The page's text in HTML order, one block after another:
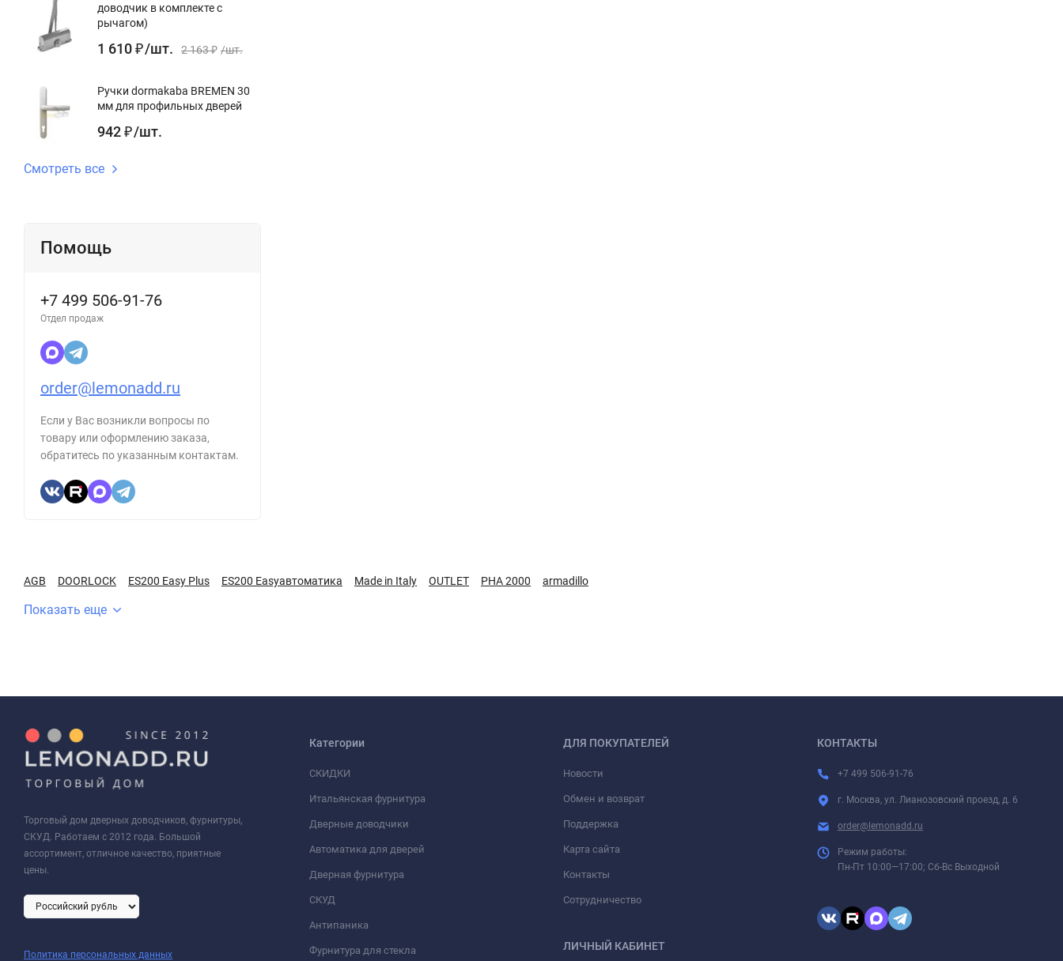
доводчик в комплекте с
рычагом)
1 610 ₽ /шт. 2 163 ₽ /шт.
Ручки dormakaba BREMEN 30
мм для профильных дверей
942 ₽ /шт.
Смотреть все
Помощь
+7 499 506-91-76
Отдел продаж
order@lemonadd.ru
Если у Вас возникли вопросы по
товару или оформлению заказа,
обратитесь по указанным контактам.
AGB DOORLOCK ES200 Easy Plus ES200 Easyавтоматика Made in Italy OUTLET PHA 2000 armadillo
Показать еще
Торговый дом дверных доводчиков, фурнитуры,
СКУД. Работаем с 2012 года. Большой
ассортимент, отличное качество, приятные
цены.
Политика персональных данных
Категории
СКИДКИ
Итальянская фурнитура
Дверные доводчики
Автоматика для дверей
Дверная фурнитура
СКУД
Антипаника
Фурнитура для стекла
ДЛЯ ПОКУПАТЕЛЕЙ
Новости
Обмен и возврат
Поддержка
Карта сайта
Контакты
Сотрудничество
ЛИЧНЫЙ КАБИНЕТ
КОНТАКТЫ
+7 499 506-91-76
г. Москва, ул. Лианозовский проезд, д. 6
order@lemonadd.ru
Режим работы:
Пн-Пт 10:00—17:00; Сб-Вс Выходной